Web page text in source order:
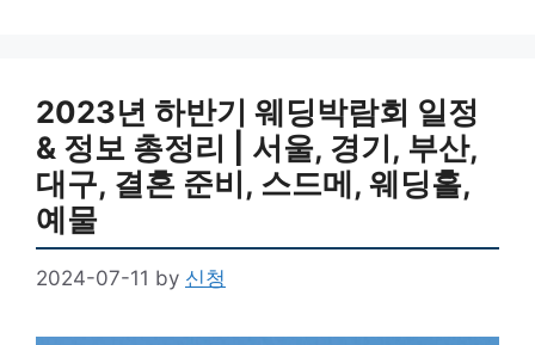
2023년 하반기 웨딩박람회 일정
& 정보 총정리 | 서울, 경기, 부산,
대구, 결혼 준비, 스드메, 웨딩홀,
예물
2024-07-11 by 신청